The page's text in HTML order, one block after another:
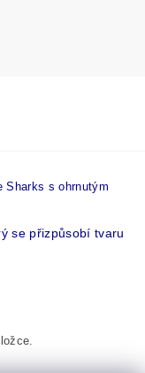
Sharks s ohrnutým
se přizpůsobí tvaru